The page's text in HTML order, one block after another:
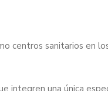
centros sanitarios en
integren una única